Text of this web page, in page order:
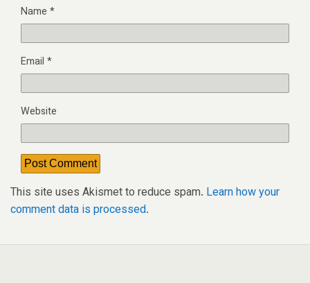
Name *
Email *
Website
This site uses Akismet to reduce spam. Learn how your
comment data is processed.